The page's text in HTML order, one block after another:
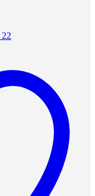
22